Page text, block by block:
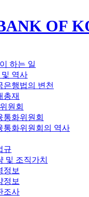
OF
하는 일
역사
은행법의 변천
총재
원회
통화위원회
통화위원회의 역사
규
및 조직가치
정보
정보
조사